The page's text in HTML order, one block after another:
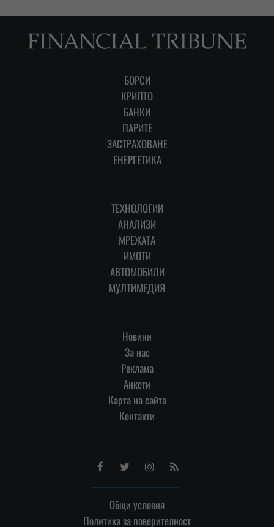
БОРСИ
КРИПТО
БАНКИ
ПАРИТЕ
ЗАСТРАХОВАНЕ
ЕНЕРГЕТИКА
ТЕХНОЛОГИИ
АНАЛИЗИ
МРЕЖАТА
ИМОТИ
АВТОМОБИЛИ
МУЛТИМЕДИЯ
Новини
За нас
Реклама
Анкети
Карта на сайта
Контакти
FacebookTwitterInstagram
RSS
Общи условия
Политика за поверителност